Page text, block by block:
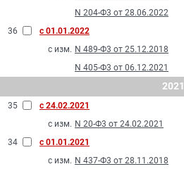
N 204-Ф3 от 28.06.2022
36
с 01.01.2022
с изм. N 489-Ф3 от 25.12.2018
N 405-Ф3 от 06.12.2021
2021
35
с 24.02.2021
с изм. N 20-Ф3 от 24.02.2021
34
с 01.01.2021
с изм. N 437-Ф3 от 28.11.2018